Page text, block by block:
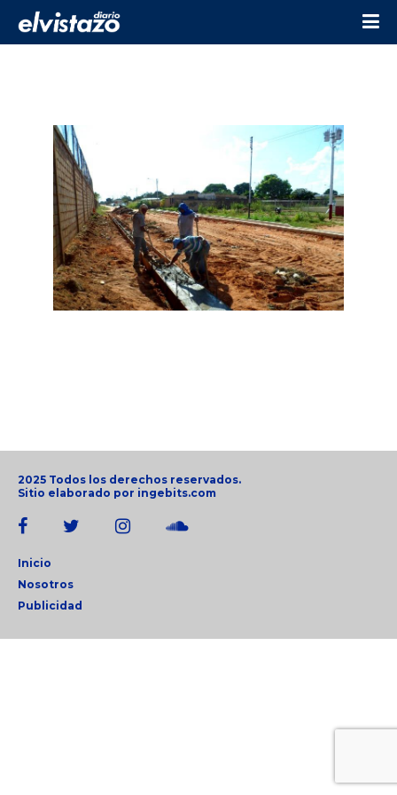
2025 Todos los derechos reservados.
Sitio elaborado por ingebits.com
Inicio
Nosotros
Publicidad